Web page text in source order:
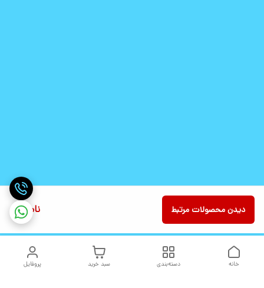
ناموجود دیدن محصولات مرتبط
پروفایل سبد خرید دسته‌بندی خانه